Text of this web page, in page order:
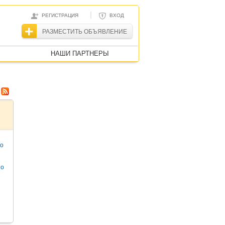
РЕГИСТРАЦИЯ | ВХОД
РАЗМЕСТИТЬ ОБЪЯВЛЕНИЕ
НАШИ ПАРТНЕРЫ